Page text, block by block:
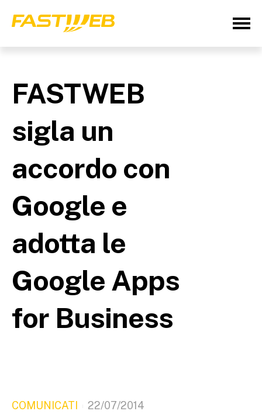
FASTWEB
sigla un
accordo con
Google e
adotta le
Google Apps
for Business
COMUNICATI 22/07/2014